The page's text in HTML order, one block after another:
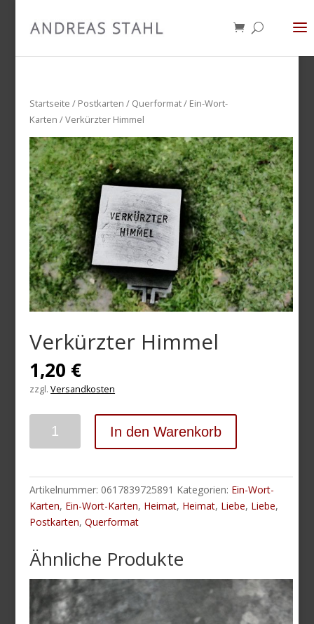
Startseite / Postkarten / Querformat/ Ein-Wort-
Karten / Verkürzter Himmel
Verkürzter Himmel
1,20 €
zzgl.Versandkosten
In den Warenkorb
Artikelnummer: 0617839725891 Kategorien: Ein-Wort-
Karten, Ein-Wort-Karten, Heimat, Heimat, Liebe, Liebe,
Postkarten,Querformat
Ähnliche Produkte